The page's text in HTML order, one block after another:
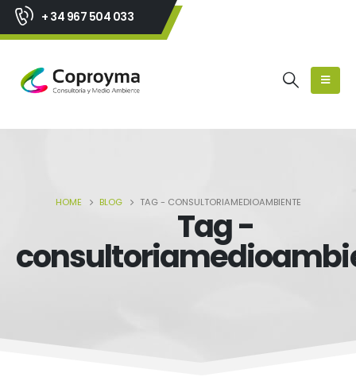
+ 34 967 504 033
HOME BLOG TAG - CONSULTORIAMEDIOAMBIENTE
Tag -